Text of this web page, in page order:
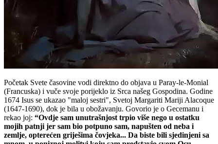
Početak Svete časovine vodi direktno do objava u Paray-le-Monial
(Francuska) i vuče svoje porijeklo iz Srca našeg Gospodina. Godine
1674 Isus se ukazao "maloj sestri", Svetoj Margariti Mariji Alacoque
(1647-1690), dok je bila u obožavanju. Govorio je o Gecemanu i
rekao joj: “Ovdje sam unutrašnjost trpio više nego u ostatku
mojih patnji jer sam bio potpuno sam, napušten od neba i
zemlje, opterećen griješima čovjeka... Da biste bili sjedinjeni sa